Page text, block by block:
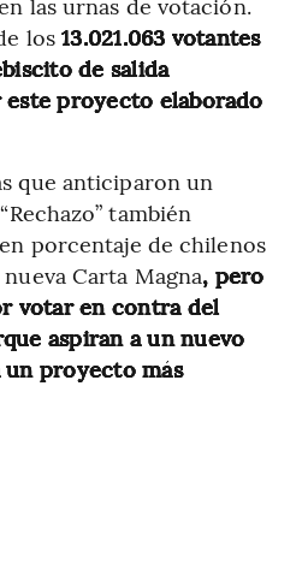
los13.021.063 votantes
de salida
proyecto elaborado
que anticiparon un
también
porcentaje de chilenos
Carta Magna, pero
votar en contra del
aspiran a un nuevo
proyecto más